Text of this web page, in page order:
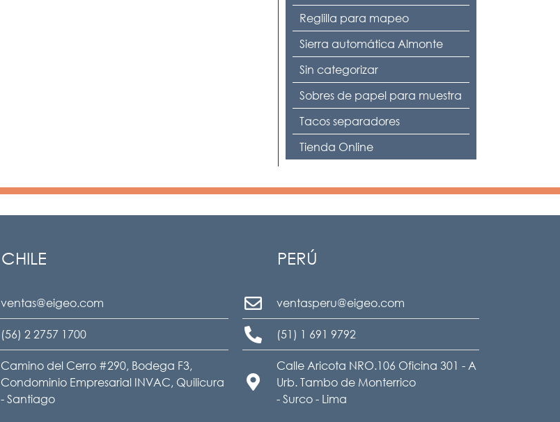
Reglilla para mapeo
Sierra automática Almonte
Sin categorizar
Sobres de papel para muestra
Tacos separadores
Tienda Online
CHILE
ventas@eigeo.com
(56) 2 2757 1700
Camino del Cerro #290, Bodega F3,
Condominio Empresarial INVAC, Quilicura
- Santiago
PERÚ
ventasperu@eigeo.com
(51) 1 691 9792
Calle Aricota NRO.106 Oficina 301 - A
Urb. Tambo de Monterrico
- Surco - Lima